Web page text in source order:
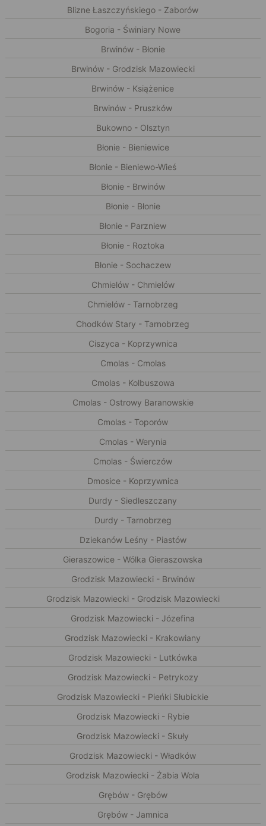
Blizne Łaszczyńskiego - Zaborów
Bogoria - Świniary Nowe
Brwinów - Błonie
Brwinów - Grodzisk Mazowiecki
Brwinów - Książenice
Brwinów - Pruszków
Bukowno - Olsztyn
Błonie - Bieniewice
Błonie - Bieniewo-Wieś
Błonie - Brwinów
Błonie - Błonie
Błonie - Parzniew
Błonie - Roztoka
Błonie - Sochaczew
Chmielów - Chmielów
Chmielów - Tarnobrzeg
Chodków Stary - Tarnobrzeg
Ciszyca - Koprzywnica
Cmolas - Cmolas
Cmolas - Kolbuszowa
Cmolas - Ostrowy Baranowskie
Cmolas - Toporów
Cmolas - Werynia
Cmolas - Świerczów
Dmosice - Koprzywnica
Durdy - Siedleszczany
Durdy - Tarnobrzeg
Dziekanów Leśny - Piastów
Gieraszowice - Wólka Gieraszowska
Grodzisk Mazowiecki - Brwinów
Grodzisk Mazowiecki - Grodzisk Mazowiecki
Grodzisk Mazowiecki - Józefina
Grodzisk Mazowiecki - Krakowiany
Grodzisk Mazowiecki - Lutkówka
Grodzisk Mazowiecki - Petrykozy
Grodzisk Mazowiecki - Pieńki Słubickie
Grodzisk Mazowiecki - Rybie
Grodzisk Mazowiecki - Skuły
Grodzisk Mazowiecki - Władków
Grodzisk Mazowiecki - Żabia Wola
Grębów - Grębów
Grębów - Jamnica